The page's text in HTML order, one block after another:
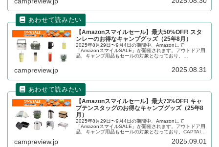
【Amazonスマイルセール】最大50%OFF! スタ
ンレーのお得なキャンプグッズ（25年8月）
2025年8月29日〜9月4日の期間中、Amazonにて
「AmazonスマイルSALE」が開催されます。アウトドア用
品、キャンプ用品もセールの対象となっており、
campreview.jp 2025.08.31
【Amazonスマイルセール】最大73%OFF! キャ
プテンスタッグのお得なキャンプグッズ（25年8
月）
2025年8月29日〜9月4日の期間中、Amazonにて
「AmazonスマイルSALE」が開催されます。アウトドア用
品、キャンプ用品もセールの対象となっており、CAPTAIN
campreview.jp 2025.09.01